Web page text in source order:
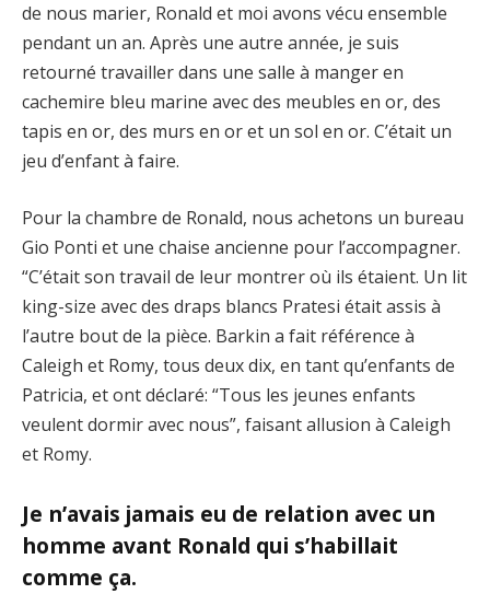
de nous marier, Ronald et moi avons vécu ensemble
pendant un an. Après une autre année, je suis
retourné travailler dans une salle à manger en
cachemire bleu marine avec des meubles en or, des
tapis en or, des murs en or et un sol en or. C’était un
jeu d’enfant à faire.
Pour la chambre de Ronald, nous achetons un bureau
Gio Ponti et une chaise ancienne pour l’accompagner.
“C’était son travail de leur montrer où ils étaient. Un lit
king-size avec des draps blancs Pratesi était assis à
l’autre bout de la pièce. Barkin a fait référence à
Caleigh et Romy, tous deux dix, en tant qu’enfants de
Patricia, et ont déclaré: “Tous les jeunes enfants
veulent dormir avec nous”, faisant allusion à Caleigh
et Romy.
Je n’avais jamais eu de relation avec un
homme avant Ronald qui s’habillait
comme ça.